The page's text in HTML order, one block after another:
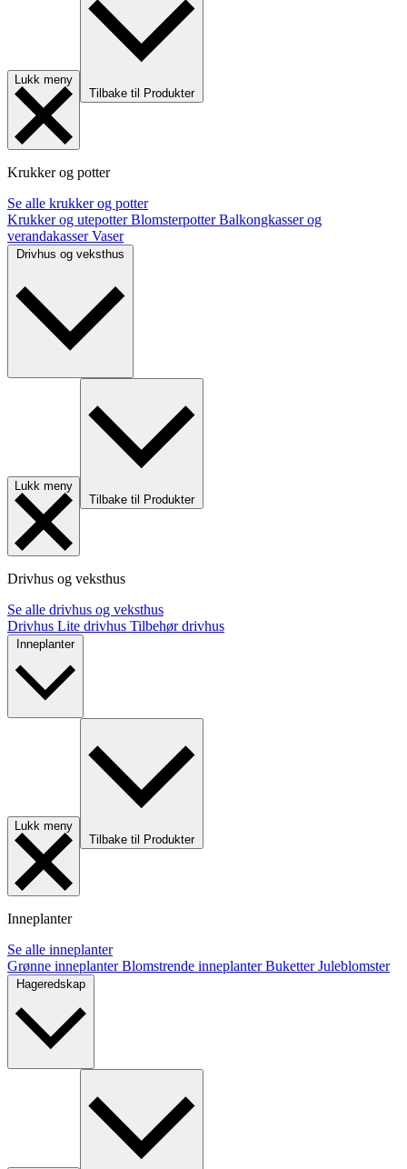
Lukk meny
Tilbake til Produkter
Krukker og potter
Se alle krukker og potter
Krukker og utepotterBlomsterpotterBalkongkasser og
verandakasserVaser
Lukk meny
Tilbake til Produkter
Drivhus og veksthus
Se alle drivhus og veksthus
Drivhus Lite drivhus Tilbehør drivhus
Inneplanter
Lukk meny
Tilbake til Produkter
Inneplanter
Se alle inneplanter
Grønne inneplanterBlomstrende inneplanterBuketterJuleblomster